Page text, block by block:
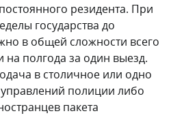
резидента. При
государства до
в общей сложности всего
на полгода за один выезд.
в столичное или одно
полиции либо
пакета